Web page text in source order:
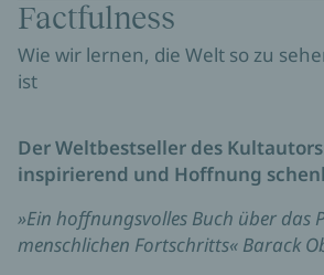
Factfulness
Wie wir lernen, die Welt so zu
ist
Der Weltbestseller des
inspirierend und Hoffnung
»Ein hoffnungsvolles Buch über das
menschlichen Fortschritts« Barack